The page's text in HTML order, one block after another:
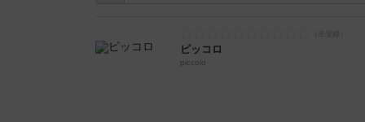
ピッコロ
piccolo